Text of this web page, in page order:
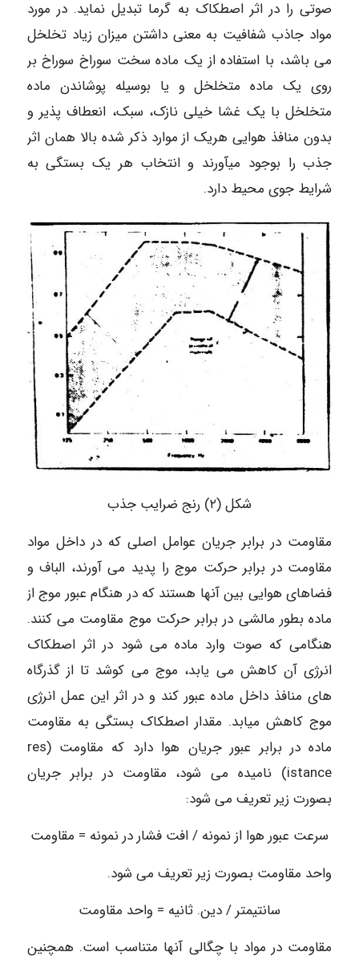
صوتی را در اثر اصطکاک به گرما تبدیل نماید. در مورد
مواد جاذب شفافیت به معنی داشتن میزان زیاد تخلخل
می باشد، با استفاده از یک ماده سخت سوراخ سوراخ بر
روی یک ماده متخلخل و یا بوسیله پوشاندن ماده
متخلخل با یک غشا خیلی نازک، سبک، انعطاف پذیر و
بدون منافذ هوایی هریک از موارد ذکر شده بالا همان اثر
جذب را بوجود میآورند و انتخاب هر یک بستگی به
شرایط جوی محیط دارد.
شکل (۲) رنج ضرایب جذب
مقاومت در برابر جریان عوامل اصلی که در داخل مواد
مقاومت در برابر حرکت موج را پدید می آورند، الباف و
فضاهای هوایی بین آنها هستند که در هنگام عبور موج از
ماده بطور مالشی در برابر حرکت موج مقاومت می کنند.
هنگامی که صوت وارد ماده می شود در اثر اصطکاک
انرژی آن کاهش می یابد، موج می کوشد تا از گذرگاه
های منافذ داخل ماده عبور کند و در اثر این عمل انرژی
موج کاهش میابد. مقدار اصطکاک بستگی به مقاومت
ماده در برابر عبور جریان هوا دارد که مقاومت (res
istance) نامیده می شود، مقاومت در برابر جریان
بصورت زیر تعریف می شود:
سرعت عبور هوا از نمونه / افت فشار در نمونه = مقاومت
واحد مقاومت بصورت زیر تعریف می شود.
سانتیمتر / دین. ثانیه = واحد مقاومت
مقاومت در مواد با چگالی آنها متناسب است. همچنین